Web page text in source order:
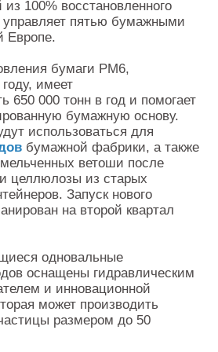
100% восстановленного
управляет пятью бумажными
Европе.
бумаги PM6,
имеет
650 000 тонн в год и помогает
бумажную основу.
использоваться для
бумажной фабрики, а также
ветоши после
целлюлозы из старых
Запуск нового
на второй квартал
одновальные
оснащены гидравлическим
и инновационной
может производить
размером до 50